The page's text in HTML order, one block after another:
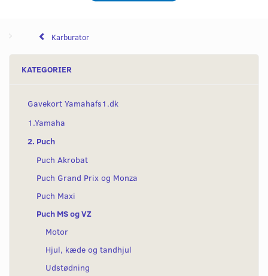
Karburator
KATEGORIER
Gavekort Yamahafs1.dk
1.Yamaha
2. Puch
Puch Akrobat
Puch Grand Prix og Monza
Puch Maxi
Puch MS og VZ
Motor
Hjul, kæde og tandhjul
Udstødning